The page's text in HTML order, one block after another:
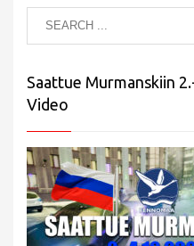
Saattue Murmanskiin
Video